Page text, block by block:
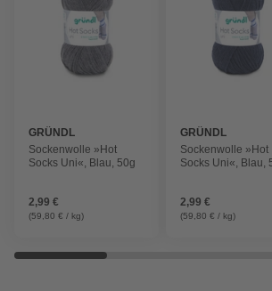
GRÜNDL
Sockenwolle »Hot
Socks Uni«, Blau, 50g
2,99 €
(59,80 € / kg)
GRÜNDL
Sockenwolle »Hot
Socks Uni«, Blau,
2,99 €
(59,80 € / kg)